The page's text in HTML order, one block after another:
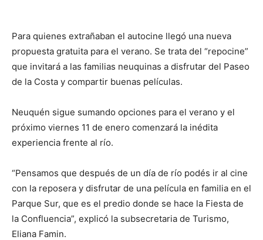
Para quienes extrañaban el autocine llegó una nueva
propuesta gratuita para el verano. Se trata del “repocine”
que invitará a las familias neuquinas a disfrutar del Paseo
de la Costa y compartir buenas películas.
Neuquén sigue sumando opciones para el verano y el
próximo viernes 11 de enero comenzará la inédita
experiencia frente al río.
“Pensamos que después de un día de río podés ir al cine
con la reposera y disfrutar de una película en familia en el
Parque Sur, que es el predio donde se hace la Fiesta de
la Confluencia”, explicó la subsecretaria de Turismo,
Eliana Famin.